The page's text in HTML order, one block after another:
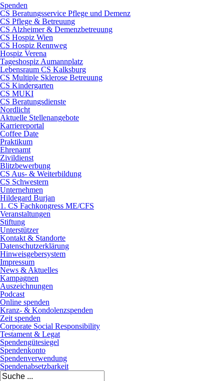
Spenden
CS Beratungsservice Pflege und Demenz
CS Pflege & Betreuung
CS Alzheimer & Demenzbetreuung
CS Hospiz Wien
CS Hospiz Rennweg
Hospiz Verena
Tageshospiz Aumannplatz
Lebensraum CS Kalksburg
CS Multiple Sklerose Betreuung
CS Kindergarten
CS MUKI
CS Beratungsdienste
Nordlicht
Aktuelle Stellenangebote
Karriereportal
Coffee Date
Praktikum
Ehrenamt
Zivildienst
Blitzbewerbung
CS Aus- & Weiterbildung
CS Schwestern
Unternehmen
Hildegard Burjan
1. CS Fachkongress ME/CFS
Veranstaltungen
Stiftung
Unterstützer
Kontakt & Standorte
Datenschutzerklärung
Hinweisgebersystem
Impressum
News & Aktuelles
Kampagnen
Auszeichnungen
Podcast
Online spenden
Kranz- & Kondolenzspenden
Zeit spenden
Corporate Social Responsibility
Testament & Legat
Spendengütesiegel
Spendenkonto
Spendenverwendung
Spendenabsetzbarkeit